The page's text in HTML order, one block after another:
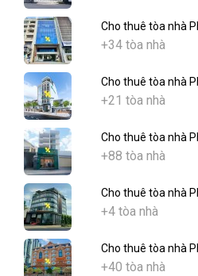
Cho thuê tòa nhà
+34 tòa nhà
Cho thuê tòa nhà
+21 tòa nhà
Cho thuê tòa nhà
+88 tòa nhà
Cho thuê tòa nhà
+4 tòa nhà
Cho thuê tòa nhà
+40 tòa nhà